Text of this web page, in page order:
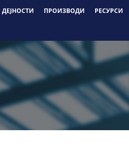
ДЕЈНОСТИ ПРОИЗВОДИ РЕСУРСИ